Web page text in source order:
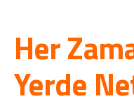
Her
Yerde